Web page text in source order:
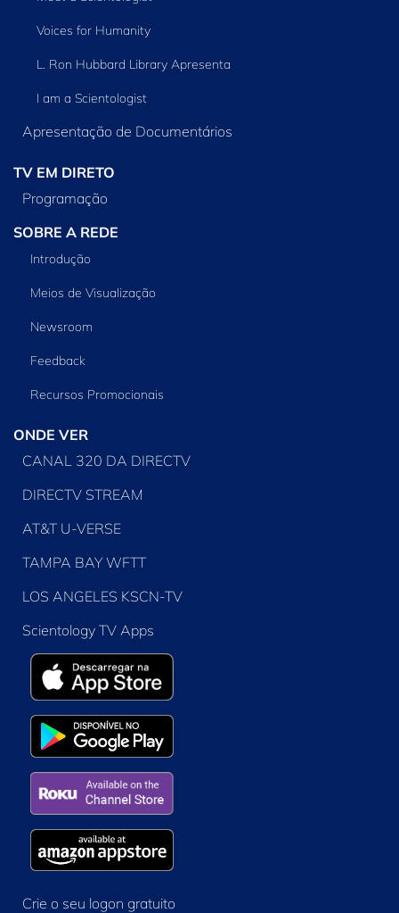
Voices for Humanity
L. Ron Hubbard Library Apresenta
I am a Scientologist
Apresentação de Documentários
TV EM DIRETO
Programação
SOBRE A REDE
Introdução
Meios de Visualização
Newsroom
Feedback
Recursos Promocionais
ONDE VER
CANAL 320 DA DIRECTV
DIRECTV STREAM
AT&T U-VERSE
TAMPA BAY WFTT
LOS ANGELES KSCN-TV
Scientology TV Apps
Crie o seu logon gratuito